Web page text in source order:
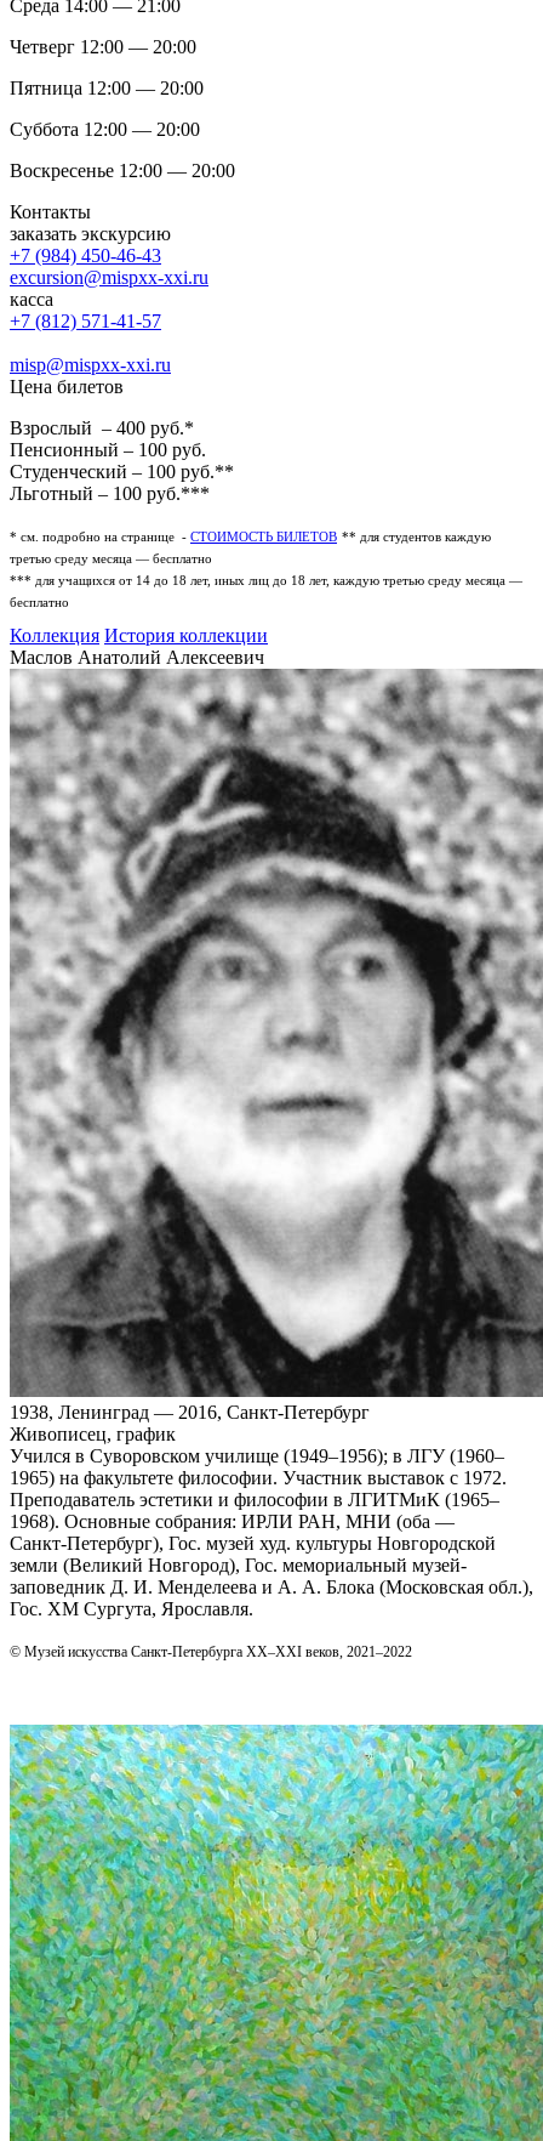
Среда 14:00 — 21:00
Четверг 12:00 — 20:00
Пятница 12:00 — 20:00
Суббота 12:00 — 20:00
Воскресенье 12:00 — 20:00
Контакты
заказать экскурсию
+7 (984) 450-46-43
excursion@mispxx-xxi.ru
касса
+7 (812) 571-41-57
misp@mispxx-xxi.ru
Цена билетов
Взрослый – 400 руб.*
Пенсионный – 100 руб.
Студенческий – 100 руб.**
Льготный – 100 руб.***
* см. подробно на странице - СТОИМОСТЬ БИЛЕТОВ ** для студентов каждую
третью среду месяца — бесплатно
*** для учащихся от 14 до 18 лет, иных лиц до 18 лет, каждую третью среду месяца —
бесплатно
Коллекция История коллекции
Маслов Анатолий Алексеевич
1938, Ленинград — 2016, Санкт-Петербург
Живописец, график
Учился в Суворовском училище (1949–1956); в ЛГУ (1960–
1965) на факультете философии. Участник выставок с 1972.
Преподаватель эстетики и философии в ЛГИТМиК (1965–
1968). Основные собрания: ИРЛИ РАН, МНИ (оба —
Санкт‑Петербург), Гос. музей худ. культуры Новгородской
земли (Великий Новгород), Гос. мемориальный музей-
заповедник Д. И. Менделеева и А. А. Блока (Московская обл.),
Гос. ХМ Сургута, Ярославля.
© Музей искусства Санкт-Петербурга XX–XXI веков, 2021–2022